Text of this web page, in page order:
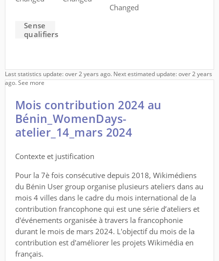
Changed
Sense
qualifiers
Last statistics update: over 2 years ago. Next estimated update: over 2 years
ago.See more
Mois contribution 2024 au
Bénin_WomenDays-
atelier_14_mars 2024
Contexte et justification
Pour la 7è fois consécutive depuis 2018, Wikimédiens
du Bénin User group organise plusieurs ateliers dans au
mois 4 villes dans le cadre du mois international de la
contribution francophone qui est une série d’ateliers et
d'événements organisée à travers la francophonie
durant le mois de mars 2024. L'objectif du mois de la
contribution est d'améliorer les projets Wikimédia en
français.